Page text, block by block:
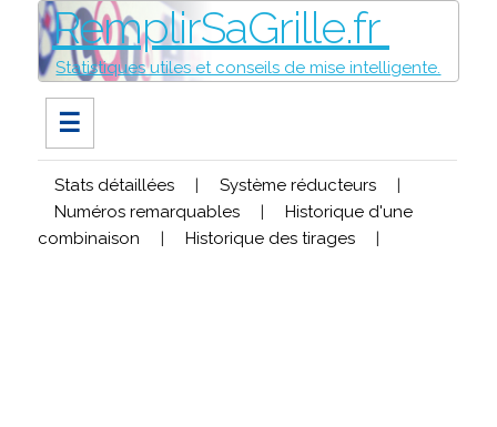
RemplirSaGrille.fr
Statistiques utiles et conseils de mise intelligente.
☰
Stats détaillées | Système réducteurs
|
Numéros remarquables
|
Historique d'une
combinaison
| Historique des tirages |